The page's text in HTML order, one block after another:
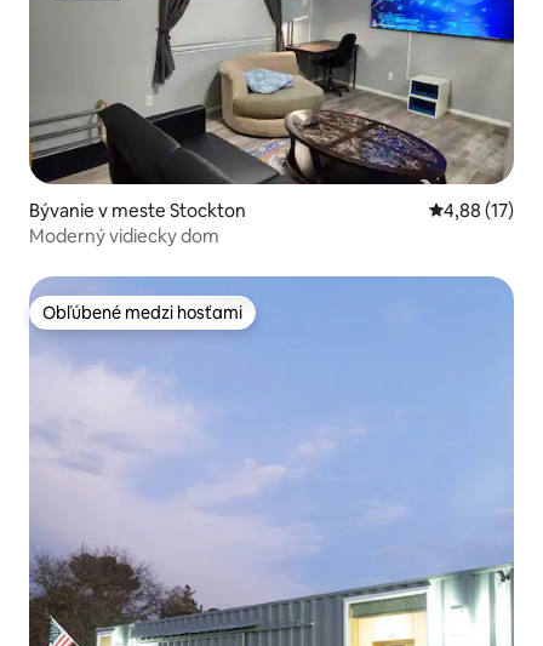
Bývanie v meste Stockton Priemerné
4,88 (17)
Moderný vidiecky dom
Obľúbené medzi hosťami
Obľúbené medzi hosťami